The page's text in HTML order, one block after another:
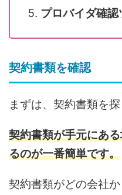
プロバイダ確
契約書類を確認
まずは、契約書類を探
契約書類が手元にあ
るのが一番簡単です。
契約書類がどの会社